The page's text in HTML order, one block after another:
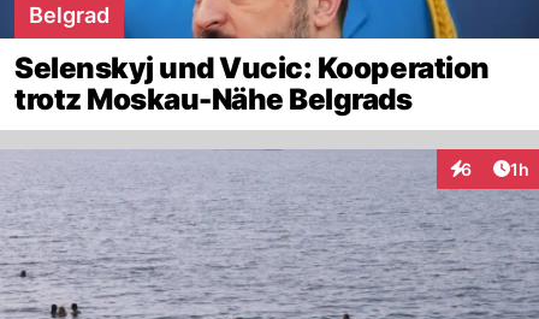
Belgrad
Selenskyj und Vucic: Kooperation
trotz Moskau-Nähe Belgrads
6 1h